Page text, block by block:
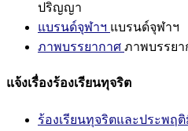
ปริญญา
แบรนด์จุฬาฯ แบรนด์จุฬาฯ
ภาพบรรยากาศ ภาพบรรยา
แจ้งเรื่องร้องเรียนทุจริต
ร้องเรียนทุจริตและประพฤ